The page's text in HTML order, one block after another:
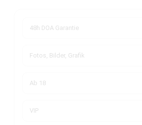
48h DOA Garantie
Fotos, Bilder, Grafik
Ab 18
VIP